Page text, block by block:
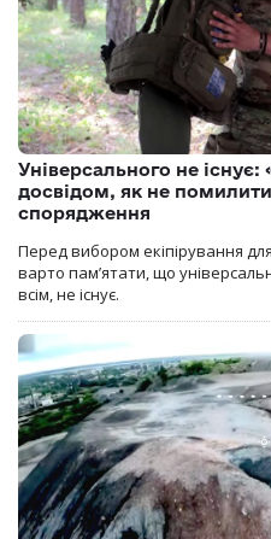
Універсального не існує:
досвідом, як не
спорядження
Перед вибором екіпірування
варто пам’ятати, що
всім, не існує.